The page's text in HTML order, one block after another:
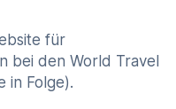
für
bei den World Travel
in Folge).